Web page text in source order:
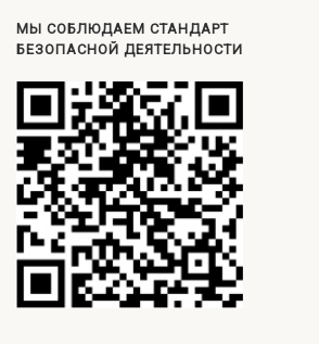
МЫ СОБЛЮДАЕМ СТАНДАРТ
БЕЗОПАСНОЙ ДЕЯТЕЛЬНОСТИ